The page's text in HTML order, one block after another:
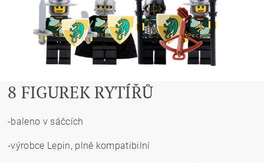
8 FIGUREK RYTÍŘŮ
-baleno v sáčcích
-výrobce Lepin, plně kompatibilní